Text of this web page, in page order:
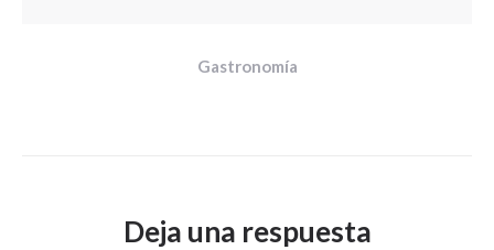
Gastronomía
Deja una respuesta